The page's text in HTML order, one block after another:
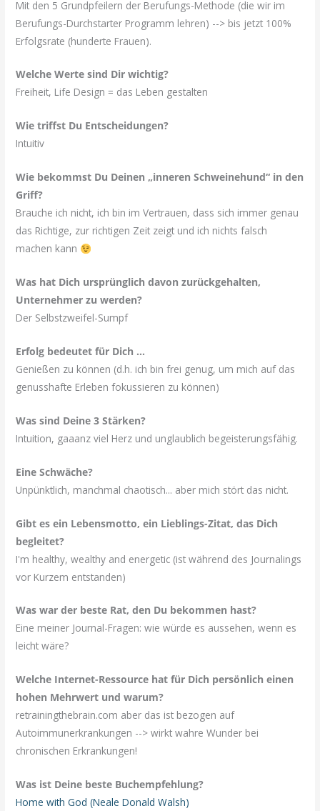
Mit den 5 Grundpfeilern der Berufungs-Methode (die wir im
Berufungs-Durchstarter Programm lehren) --> bis jetzt 100%
Erfolgsrate (hunderte Frauen).
Welche Werte sind Dir wichtig?
Freiheit, Life Design = das Leben gestalten
Wie triffst Du Entscheidungen?
Intuitiv
Wie bekommst Du Deinen „inneren Schweinehund“ in den
Griff?
Brauche ich nicht, ich bin im Vertrauen, dass sich immer genau
das Richtige, zur richtigen Zeit zeigt und ich nichts falsch
machen kann
Was hat Dich ursprünglich davon zurückgehalten,
Unternehmer zu werden?
Der Selbstzweifel-Sumpf
Erfolg bedeutet für Dich …
Genießen zu können (d.h. ich bin frei genug, um mich auf das
genusshafte Erleben fokussieren zu können)
Was sind Deine 3 Stärken?
Intuition, gaaanz viel Herz und unglaublich begeisterungsfähig.
Eine Schwäche?
Unpünktlich, manchmal chaotisch... aber mich stört das nicht.
Gibt es ein Lebensmotto, ein Lieblings-Zitat, das Dich
begleitet?
I'm healthy, wealthy and energetic (ist während des Journalings
vor Kurzem entstanden)
Was war der beste Rat, den Du bekommen hast?
Eine meiner Journal-Fragen: wie würde es aussehen, wenn es
leicht wäre?
Welche Internet-Ressource hat für Dich persönlich einen
hohen Mehrwert und warum?
retrainingthebrain.com aber das ist bezogen auf
Autoimmunerkrankungen --> wirkt wahre Wunder bei
chronischen Erkrankungen!
Was ist Deine beste Buchempfehlung?
Home with God (Neale Donald Walsh)